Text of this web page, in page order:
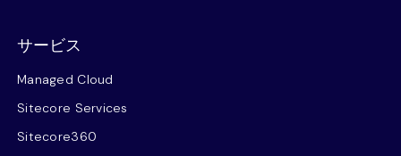
サービス
Managed Cloud
Sitecore Services
Sitecore360